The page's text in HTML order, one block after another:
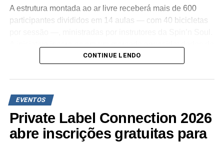
A estrutura montada ao ar livre receberá mais de 600
participantes divididos em 14 aulas — com 40 bicicletas
estudo “Saúde & Bem-Estar” (Hand Gestão
11ª posição global no setor dewellness, movimentando
mercado da América Latina.
A Vitafor Group assina a jornada de nutrição e suporte
aos atletas no pré e pós-treino. Alinhada à expansão do
CONTINUE LENDO
EVENTOS
Private Label Connection 2026
abre inscrições gratuitas para